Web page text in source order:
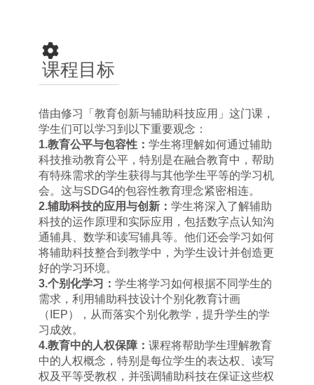
课程目标
借由修习「教育创新与辅助科技应用」这门课，
学生们可以学习到以下重要观念：
1.教育公平与包容性： 学生将理解如何通过辅助
科技推动教育公平，特别是在融合教育中，帮助
有特殊需求的学生获得与其他学生平等的学习机
会。这与SDG4的包容性教育理念紧密相连。
2.辅助科技的应用与创新： 学生将深入了解辅助
科技的运作原理和实际应用，包括数字点认知沟
通辅具、数学和读写辅具等。他们还会学习如何
将辅助科技整合到教学中，为学生设计并创造更
好的学习环境。
3.个别化学习： 学生将学习如何根据不同学生的
需求，利用辅助科技设计个别化教育计画
（ IEP），从而落实个别化教学，提升学生的学
习成效。
4.教育中的人权保障： 课程将帮助学生理解教育
中的人权概念，特别是每位学生的表达权、读写
权及平等受教权，并强调辅助科技在保证这些权